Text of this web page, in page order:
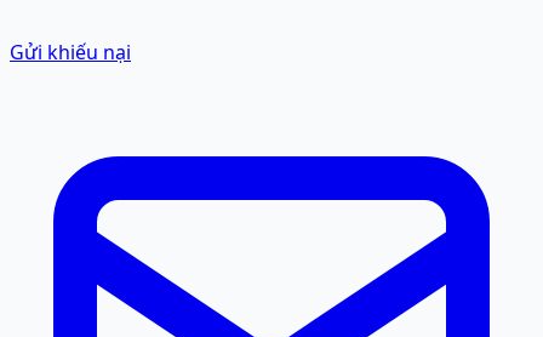
Gửi khiếu nại